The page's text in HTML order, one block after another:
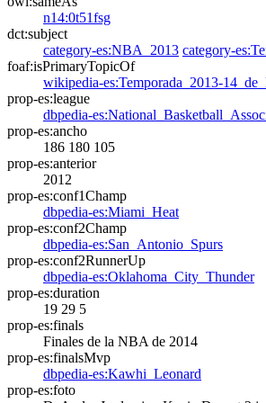
n14:0t51fsg
dct:subject
category-es:NBA_2013 category-
foaf:isPrimaryTopicOf
wikipedia-es:Temporada_2013-
prop-es:league
dbpedia-
prop-es:ancho
186 180 105
prop-es:anterior
2012
prop-es:conf1Champ
dbpedia-es:Miami_Heat
prop-es:conf2Champ
dbpedia-es:San_Antonio_Spurs
prop-es:conf2RunnerUp
dbpedia-es:Oklahoma_City_Thunder
prop-es:duration
19 29 5
prop-es:finals
Finales de la NBA de 2014
prop-es:finalsMvp
dbpedia-es:Kawhi_Leonard
prop-es:foto